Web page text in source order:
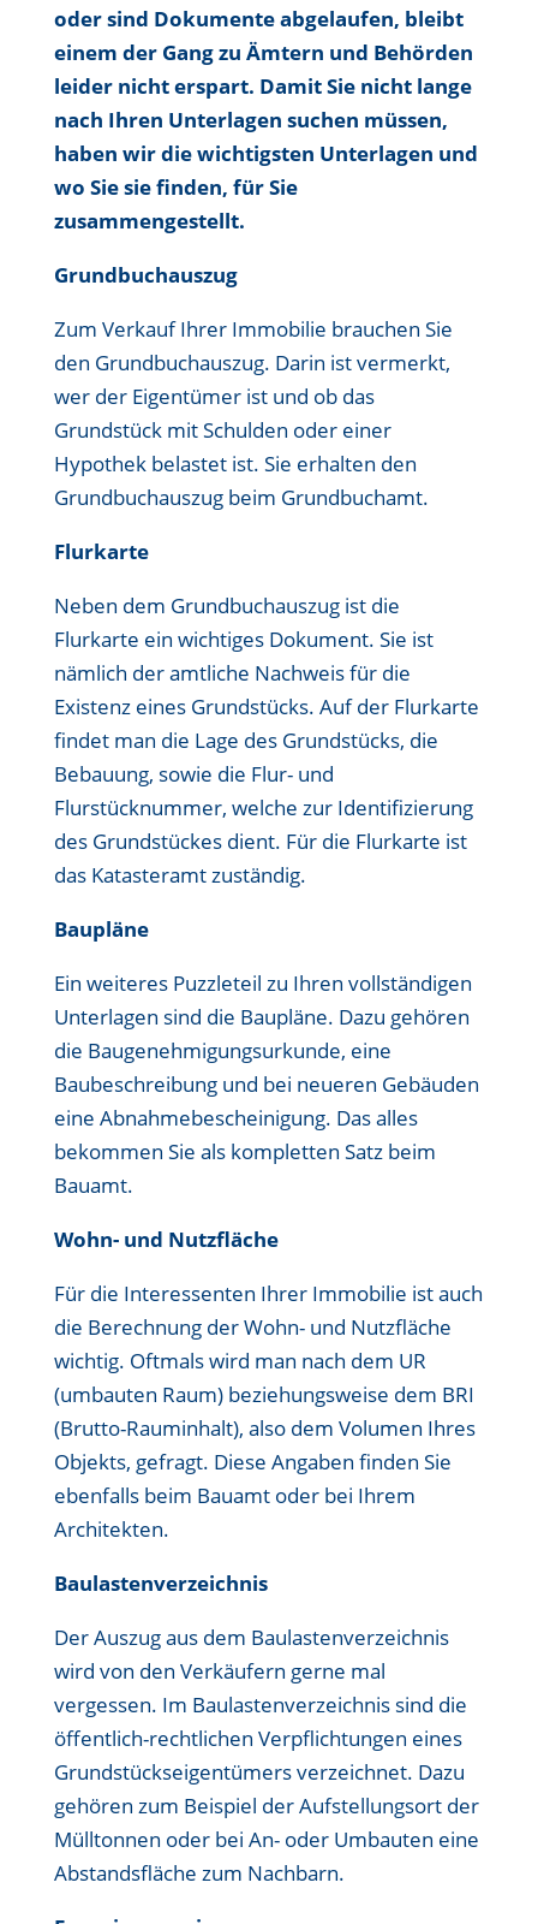
oder sind Dokumente abgelaufen, bleibt
einem der Gang zu Ämtern und Behörden
leider nicht erspart. Damit Sie nicht lange
nach Ihren Unterlagen suchen müssen,
haben wir die wichtigsten Unterlagen und
wo Sie sie finden, für Sie
zusammengestellt.
Grundbuchauszug
Zum Verkauf Ihrer Immobilie brauchen Sie
den Grundbuchauszug. Darin ist vermerkt,
wer der Eigentümer ist und ob das
Grundstück mit Schulden oder einer
Hypothek belastet ist. Sie erhalten den
Grundbuchauszug beim Grundbuchamt.
Flurkarte
Neben dem Grundbuchauszug ist die
Flurkarte ein wichtiges Dokument. Sie ist
nämlich der amtliche Nachweis für die
Existenz eines Grundstücks. Auf der Flurkarte
findet man die Lage des Grundstücks, die
Bebauung, sowie die Flur- und
Flurstücknummer, welche zur Identifizierung
des Grundstückes dient. Für die Flurkarte ist
das Katasteramt zuständig.
Baupläne
Ein weiteres Puzzleteil zu Ihren vollständigen
Unterlagen sind die Baupläne. Dazu gehören
die Baugenehmigungsurkunde, eine
Baubeschreibung und bei neueren Gebäuden
eine Abnahmebescheinigung. Das alles
bekommen Sie als kompletten Satz beim
Bauamt.
Wohn- und Nutzfläche
Für die Interessenten Ihrer Immobilie ist auch
die Berechnung der Wohn- und Nutzfläche
wichtig. Oftmals wird man nach dem UR
(umbauten Raum) beziehungsweise dem BRI
(Brutto-Rauminhalt), also dem Volumen Ihres
Objekts, gefragt. Diese Angaben finden Sie
ebenfalls beim Bauamt oder bei Ihrem
Architekten.
Baulastenverzeichnis
Der Auszug aus dem Baulastenverzeichnis
wird von den Verkäufern gerne mal
vergessen. Im Baulastenverzeichnis sind die
öffentlich-rechtlichen Verpflichtungen eines
Grundstückseigentümers verzeichnet. Dazu
gehören zum Beispiel der Aufstellungsort der
Mülltonnen oder bei An- oder Umbauten eine
Abstandsfläche zum Nachbarn.